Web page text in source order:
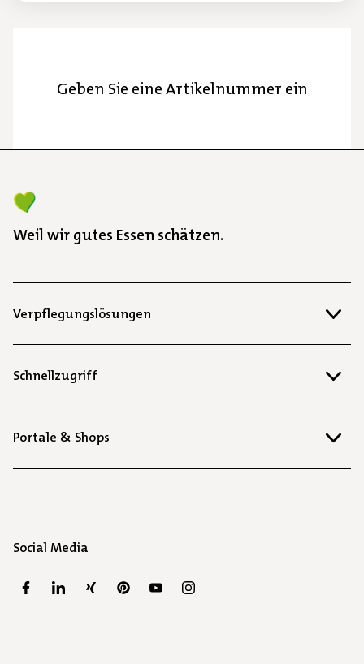
Geben Sie eine Artikelnummer ein
Weil wir gutes Essen schätzen.
Verpflegungslösungen
Schnellzugriff
Portale & Shops
Social Media